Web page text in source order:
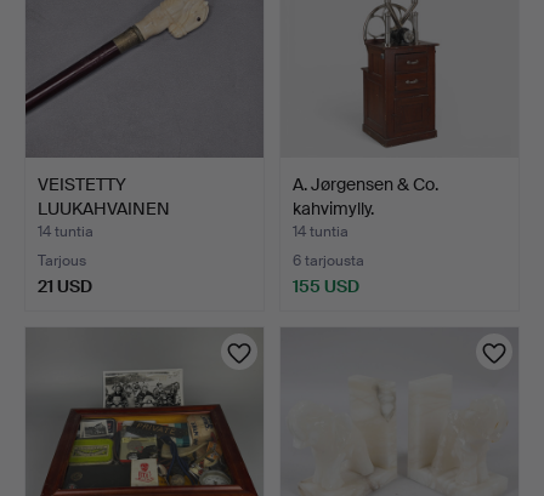
VEISTETTY
LUUKAHVAINEN
KÄVELYKEPPI.
14 tuntia
Tarjous
21 USD
A. Jørgensen & Co.
kahvimylly.
14 tuntia
6 tarjousta
155 USD